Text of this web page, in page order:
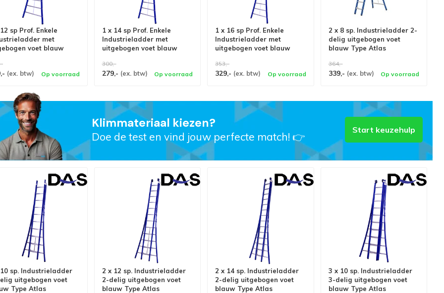
sp Prof. Enkele
met
voet blauw
(ex. btw) Op voorraad
1 x 14 sp Prof. Enkele
Industrieladder met
uitgebogen voet blauw
300,-
279,- (ex. btw) Op voorraad
1 x 16 sp Prof. Enkele
Industrieladder met
uitgebogen voet blauw
353,-
329,- (ex. btw) Op voorraad
2 x 8 sp. Industrieladder 2-
delig uitgebogen voet
blauw Type Atlas
364,-
339,- (ex. btw) Op voorraad
Klimmateriaal kiezen?
Doe de test en vind jouw perfecte match! 👉
Start keuzehulp
sp. Industrieladder
uitgebogen voet
Type Atlas
2 x 12 sp. Industrieladder
2-delig uitgebogen voet
blauw Type Atlas
2 x 14 sp. Industrieladder
2-delig uitgebogen voet
blauw Type Atlas
3 x 10 sp. Industrieladder
3-delig uitgebogen voet
blauw Type Atlas